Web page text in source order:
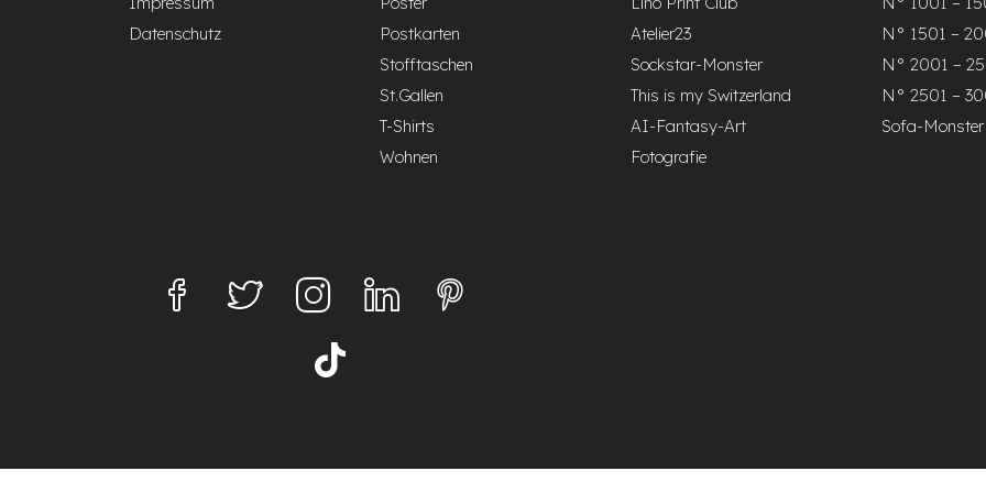
Datenschutz
Postkarten
Stofftaschen
St.Gallen
T-Shirts
Wohnen
Atelier23
Sockstar-Monster
This is my Switzerland
AI-Fantasy-Art
Fotografie
N° 1501 –
N° 2001 –
N° 2501 –
Sofa-Monster